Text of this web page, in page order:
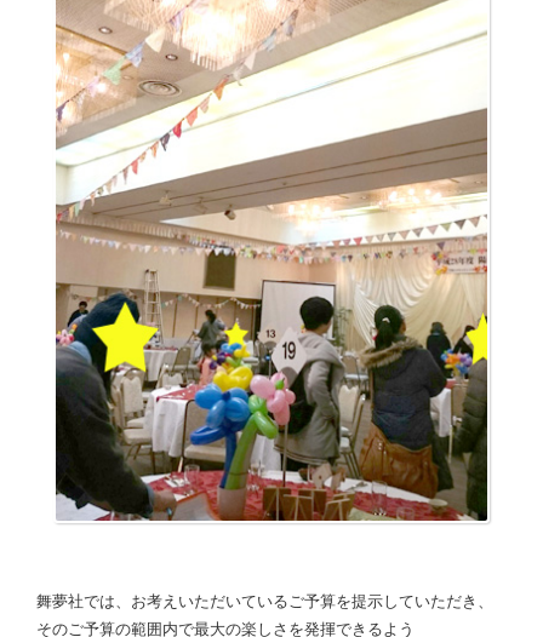
舞夢社では、お考えいただいているご予算を提示していただき、
そのご予算の範囲内で最大の楽しさを発揮できるよう